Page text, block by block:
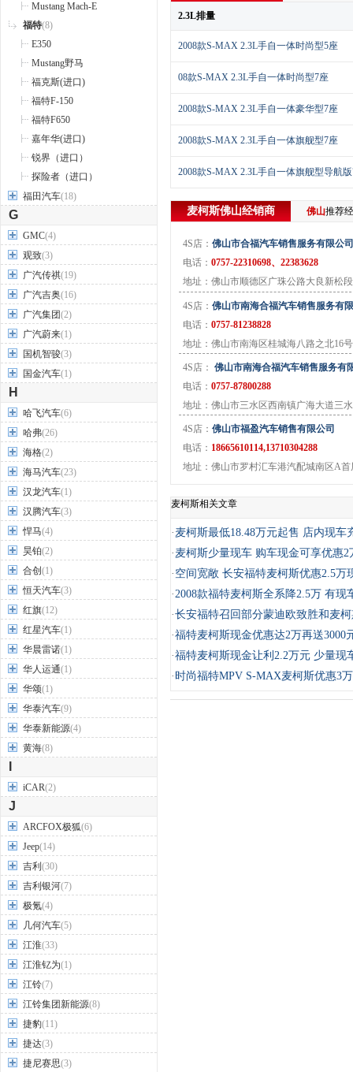
Mustang Mach-E
福特(8)
E350
Mustang野马
福克斯(进口)
福特F-150
福特F650
嘉年华(进口)
锐界（进口）
探险者（进口）
福田汽车(18)
G
GMC(4)
观致(3)
广汽传祺(19)
广汽吉奥(16)
广汽集团(2)
广汽蔚来(1)
国机智骏(3)
国金汽车(1)
H
哈飞汽车(6)
哈弗(26)
海格(2)
海马汽车(23)
汉龙汽车(1)
汉腾汽车(3)
悍马(4)
昊铂(2)
合创 (1)
恒天汽车(3)
红旗(12)
红星汽车(1)
华晨雷诺(1)
华人运通(1)
华颂(1)
华泰汽车(9)
华泰新能源(4)
黄海(8)
iCAR(2)
J
ARCFOX极狐(6)
Jeep(14)
吉利 (30)
吉利银河(7)
极氪(4)
几何汽车(5)
江淮(33)
江淮钇为(1)
江铃(7)
江铃集团新能源(8)
捷豹(11)
捷达(3)
捷尼赛思(3)
2.3L排量
2008款S-MAX 2.3L手自一体时尚型5座
08款S-MAX 2.3L手自一体时尚型7座
2008款S-MAX 2.3L手自一体豪华型7座
2008款S-MAX 2.3L手自一体旗舰型7座
2008款S-MAX 2.3L手自一体旗舰型导航
麦柯斯佛山经销商 佛山推荐
4S店： 佛山市合福汽车销售服务有限公司
电话： 0757-22310698、22383628
地址：佛山市顺德区广珠公路大良新松段
4S店： 佛山市南海合福汽车销售服务有
电话： 0757-81238828
地址：佛山市南海区桂城海八路之北16号
4S店： 佛山市南海合福汽车销售服务有
电话： 0757-87800288
地址：佛山市三水区西南镇广海大道三
4S店： 佛山市福盈汽车销售有限公司
电话： 18665610114,13710304288
地址：佛山市罗村汇车港汽配城南区A首
麦柯斯相关文章
· 麦柯斯最低18.48万元起售 店内现车
· 麦柯斯少量现车 购车现金可享优惠2
· 空间宽敞 长安福特麦柯斯优惠2.5万
·2008款福特麦柯斯全系降2.5万 有现
·长安福特召回部分蒙迪欧致胜和麦
·福特麦柯斯现金优惠达2万再送3000
·福特麦柯斯现金让利2.2万元 少量现
· 时尚福特MPV S-MAX麦柯斯优惠3万